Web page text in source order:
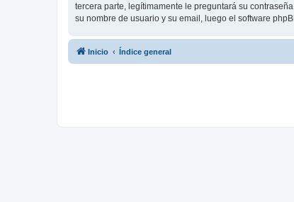
tercera parte, legítimamente le preguntará su
su nombre de usuario y su email, luego el software
Inicio Índice general